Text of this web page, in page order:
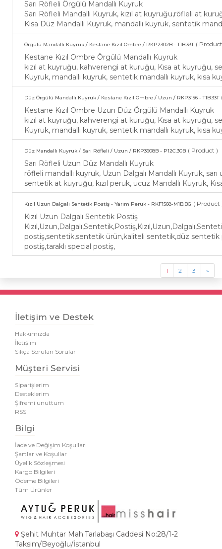
Sarı Röfleli Örgülü Mandallı Kuyruk
Sarı Röfleli Mandallı Kuyruk, kızıl at kuyruğu,röfleli at
Kısa Düz Mandallı Kuyruk, mandallı kuyruk, sentetik
Örgülü Mandallı Kuyruk / Kestane Kızıl Ombre / RKP2302B - T1B.33T (
Kestane Kızıl Ombre Örgülü Mandallı Kuyruk
kızıl at kuyruğu, kahverengi at kuruğu, Kısa at kuyruğu,
Kuyruk, mandallı kuyruk, sentetik mandallı kuyruk, kısa
Düz Örgülü Mandallı Kuyruk / Kestane Kızıl Ombre / Uzun / RKP3196 - T1B.33T
Kestane Kızıl Ombre Uzun Düz Örgülü Mandallı Kuyruk
kızıl at kuyruğu, kahverengi at kuruğu, Kısa at kuyruğu,
Kuyruk, mandallı kuyruk, sentetik mandallı kuyruk, kısa
​Düz Mandallı Kuyruk / Sarı Röfleli / Uzun / RKP3608B - P12C.30B ( Product )
Sarı Röfleli Uzun Düz Mandallı Kuyruk
röfleli mandallı kuyruk, Uzun Dalgalı Mandallı Kuyruk,
sentetik at kuyruğu, kızıl peruk, ucuz Mandallı Kuyruk,
Kızıl Uzun Dalgalı Sentetik Postiş - Yarım Peruk - RKF1568-M1B.BG ( Product
Kızıl Uzun Dalgalı Sentetik Postiş
postiş,sentetik,sentetik ürün,kaliteli sentetik,düz sentetik
postiş,taraklı special postiş,
1 2 3 »
İletişim ve Destek
Hakkımızda
İletişim
Sıkça Sorulan Sorular
Müşteri Servisi
Siparişlerim
Desteklerim
Şifremi unuttum
RSS
Bilgi
İade ve Değişim Koşulları
Şartlar ve Koşullar
Üyelik Sözleşmesi
Kargo Bilgileri
Ödeme Bilgileri
Tüm Ürünler
Şehit Muhtar Mah.Tarlabaşı Caddesi No:28/1-2
Taksim/Beyoğlu/İstanbul